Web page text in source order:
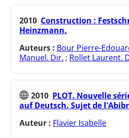
2010 Construction :
Heinzmann.
Auteurs : Bour Pierre-
Manuel. Dir. ; Rollet Laurent.
2010 PLOT. Nouvelle
auf Deutsch. Sujet de
Auteur : Flavier Isabelle